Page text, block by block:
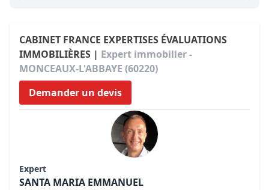
CABINET FRANCE EXPERTISES ÉVALUATIONS
IMMOBILIÈRES | Expert immobilier -
MONCEAUX-L'ABBAYE (60220)
Demander un devis
Expert
SANTA MARIA EMMANUEL